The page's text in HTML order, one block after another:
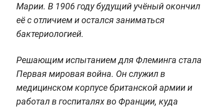
Марии. В 1906 году будущий учёный окончил
её с отличием и остался заниматься
бактериологией.
Решающим испытанием для Флеминга стала
Первая мировая война. Он служил в
медицинском корпусе британской армии и
работал в госпиталях во Франции, куда